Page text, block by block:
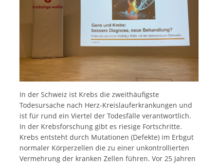
In der Schweiz ist Krebs die zweithäufigste
Todesursache nach Herz-Kreislauferkrankungen und
ist für rund ein Viertel der Todesfälle verantwortlich.
In der Krebsforschung gibt es riesige Fortschritte.
Krebs entsteht durch Mutationen (Defekte) im Erbgut
normaler Körperzellen die zu einer unkontrollierten
Vermehrung der kranken Zellen führen. Vor 25 Jahren